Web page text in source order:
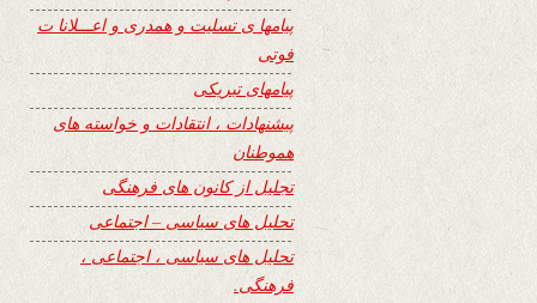
پیامها ی تسلیت و همدری و اعـــلانا ت
فوتی
پیامهای تبریکی
پیشنهادات ، انتقادات و خواسته های
هموطنان
تجلیل از کانون های فرهنگی
تحلیل های سیاسی – اجتماعی
تحلیل های سیاسی ، اجتماعی ،
فرهنگی.